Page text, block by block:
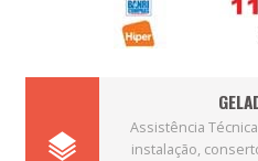
Assistência
instalação,